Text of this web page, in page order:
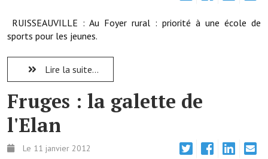
Horaires de la mairie
Les foulées fressinoises
Démarches administratives
RUISSEAUVILLE : Au Foyer rural : priorité à une école de
sports pour les jeunes.
Lire la suite...
Fruges : la galette de
l'Elan
Le 11 janvier 2012